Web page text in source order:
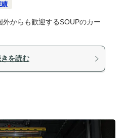
績
からも歓迎するSOUPのカー
を読む